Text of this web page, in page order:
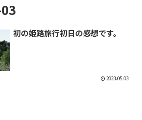
初の姫路旅行初日の感想です。
2023.05.03